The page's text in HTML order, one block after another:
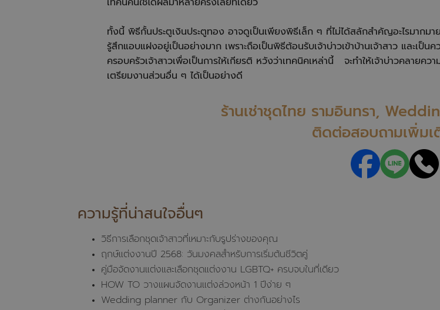
ทั้งนี้ พิธีกั้นประตูเงินประตูทอง อาจดูเป็นเพียงพิธีเล็ก ๆ ที่ไม่ได้สลักสำคัญอะไรมา
รู้สึกแอบแฝงอยู่เป็นอย่างมาก เพราะถือเป็นพิธีต้อนรับเจ้าบ่าวเข้าบ้านเจ้าสาว และเป็น
ครอบครัวเจ้าสาวเพื่อเป็นการให้เกียรติ หวังว่าเทคนิคเหล่านี้ จะทำให้เจ้าบ่าวคลายคว
เตรียมงานส่วนอื่น ๆ ได้เป็นอย่างดี
ร้านเช่าชุดไทย รามอินทรา,
ติดต่อสอบถามเพิ่มเ
ความรู้ที่น่าสนใจอื่นๆ
วิธีการเลือกชุดเจ้าสาวที่เหมาะกับรูปร่างของคุณ
ฤกษ์แต่งงานปี 2568: วันมงคลสำหรับการเริ่มต้นชีวิตคู่
คู่มือจัดงานแต่งและเลือกชุดแต่งงาน LGBTQ+ ครบจบในที่เดียว
HOW TO วางแผนจัดงานแต่งล่วงหน้า 1 ปีง่าย ๆ
Wedding planner กับ Organizer ต่างกันอย่างไร